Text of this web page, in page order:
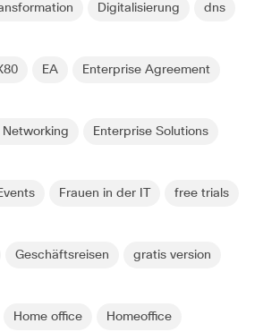
Digitalisierung dns
EA Enterprise Agreement
Networking Enterprise Solutions
Frauen in der IT free trials
Geschäftsreisen gratis version
Home office Homeoffice